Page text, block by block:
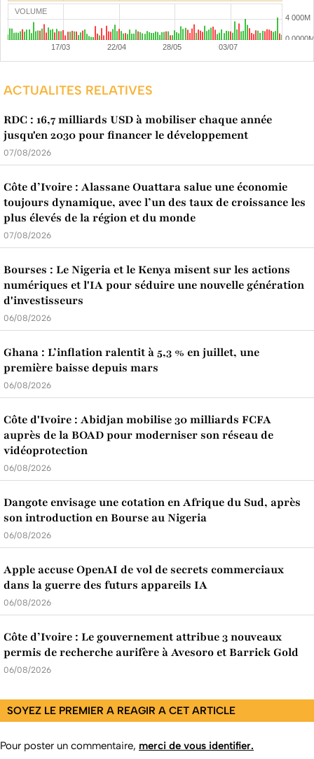
VOLUME
ACTUALITES RELATIVES
RDC : 16,7 milliards USD à mobiliser chaque année
jusqu'en 2030 pour financer le développement
07/08/2026
Côte d’Ivoire : Alassane Ouattara salue une économie
toujours dynamique, avec l’un des taux de croissance les
plus élevés de la région et du monde
07/08/2026
Bourses : Le Nigeria et le Kenya misent sur les actions
numériques et l'IA pour séduire une nouvelle génération
d'investisseurs
06/08/2026
Ghana : L’inflation ralentit à 5,3 % en juillet, une
première baisse depuis mars
06/08/2026
Côte d'Ivoire : Abidjan mobilise 30 milliards FCFA
auprès de la BOAD pour moderniser son réseau de
vidéoprotection
06/08/2026
Dangote envisage une cotation en Afrique du Sud, après
son introduction en Bourse au Nigeria
06/08/2026
Apple accuse OpenAI de vol de secrets commerciaux
dans la guerre des futurs appareils IA
06/08/2026
Côte d’Ivoire : Le gouvernement attribue 3 nouveaux
permis de recherche aurifère à Avesoro et Barrick Gold
06/08/2026
SOYEZ LE PREMIER A REAGIR A CET ARTICLE
Pour poster un commentaire, merci de vous identifier.